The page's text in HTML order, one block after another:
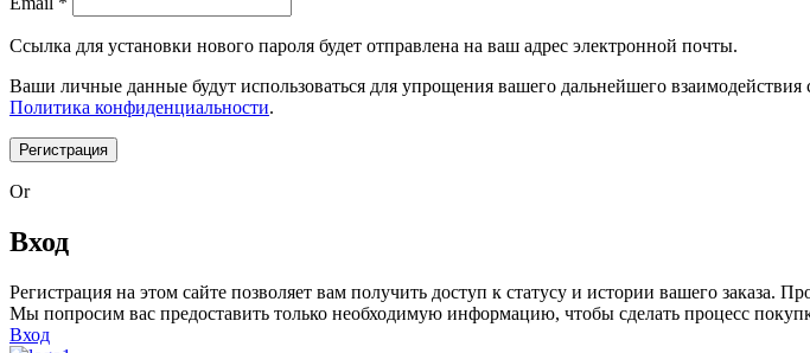
Ссылка для установки нового пароля будет отправлена ​​на ваш адрес электронной почты.
Ваши личные данные будут использоваться для упрощения вашего дальнейшего
Политика конфиденциальности.
Регистрация
Or
Вход
Регистрация на этом сайте позволяет вам получить доступ к статусу и истории вашего
Мы попросим вас предоставить только необходимую информацию, чтобы сделать процесс
Вход